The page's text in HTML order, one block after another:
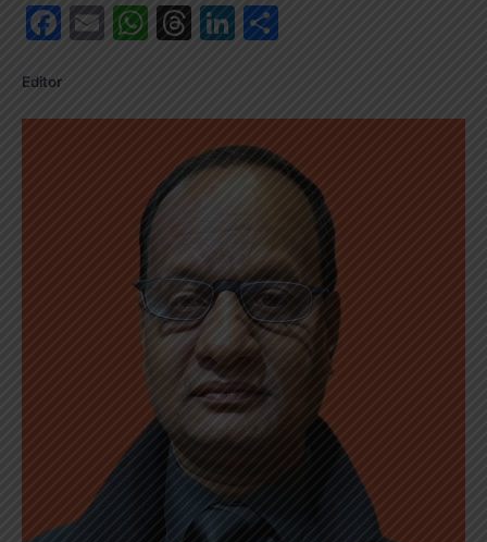
Facebook
EmailWhatsApp
Threads
LinkedIn
Editor